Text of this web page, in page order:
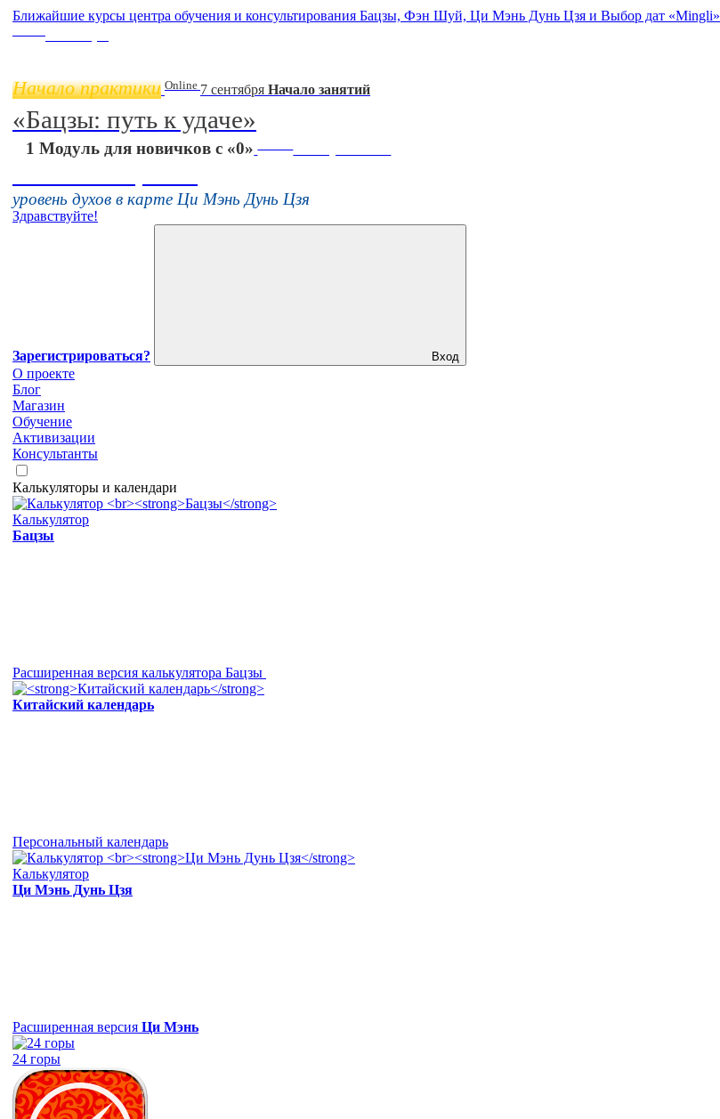
Ближайшие курсы центра обучения и консультирования Бацзы, Фэн Шуй, Ци Мэнь Дунь Цзя и Выбор дат «Mingli»
Начало практики Online 7 сентября Начало занятий
«Бацзы: путь к удаче»
1 Модуль для новичков с «0» 16 августа 11:00
уровень духов в карте Ци Мэнь Дунь Цзя
Здравствуйте!
Зарегистрироваться? Вход
О проекте
Блог
Магазин
Обучение
Активизации
Консультанты
Калькуляторы и календари
Калькулятор
Бацзы
Расширенная версия калькулятора Бацзы
Китайский календарь
Персональный календарь
Калькулятор
Ци Мэнь Дунь Цзя
Расширенная версия Ци Мэнь
24 горы